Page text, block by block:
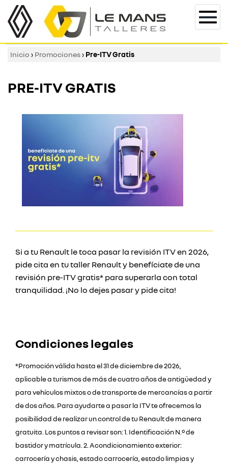
Inicio › Promociones› Pre-ITV Gratis
PRE-ITV GRATIS
Si a tu Renault le toca pasar la revisión ITV en 2026,
pide cita en tu taller Renault y benefíciate de una
revisión pre-ITV gratis* para superarla con total
tranquilidad. ¡No lo dejes pasar y pide cita!
Condiciones legales
*Promoción válida hasta el 31 de diciembre de 2026,
aplicable a turismos de más de cuatro años de antigüedad y
para vehículos mixtos o de transporte de mercancías a partir
de dos años. Para ayudarte a pasar la ITV te ofrecemos la
posibilidad de realizar un control de tu Renault de manera
gratuita. Los puntos a revisar son: 1. Identificación N.º de
bastidor y matrícula. 2. Acondicionamiento exterior:
carrocería y chasis, estado carrocería, estado limpias y